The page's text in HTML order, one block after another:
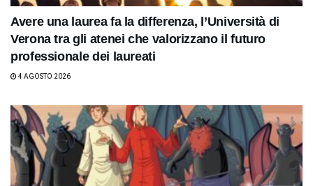
Avere una laurea fa la differenza, l’Università di
Verona tra gli atenei che valorizzano il futuro
professionale dei laureati
4 AGOSTO 2026